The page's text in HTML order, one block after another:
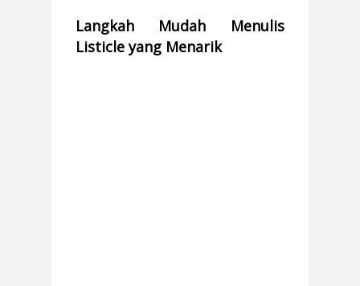
Langkah Mudah Menulis
Listicle yang Menarik